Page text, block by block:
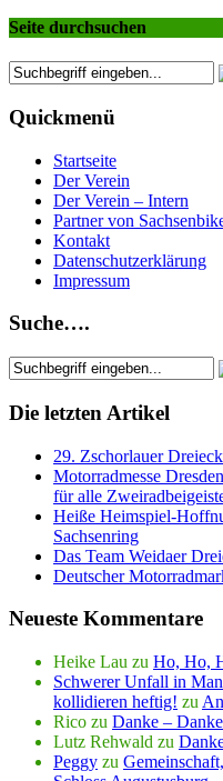
Seite durchsuchen
Quickmenü
Startseite
Der Verein
Der Verein – Intern
Partner von
Kontakt
Datenschutzerklärung
Impressum
Suche….
Die letzten Artikel
29. Zschorlauer
Motorradmesse
für alle
Heiße Heimspiel-
Sachsenring
Das Team Weidaer
Deutscher
Neueste Kommentare
Heike Lau zu Ho, Ho,
Schwerer Unfall in
kollidieren heftig! zu
Rico zu Danke –
Lutz Rehwald zu
Peggy zu